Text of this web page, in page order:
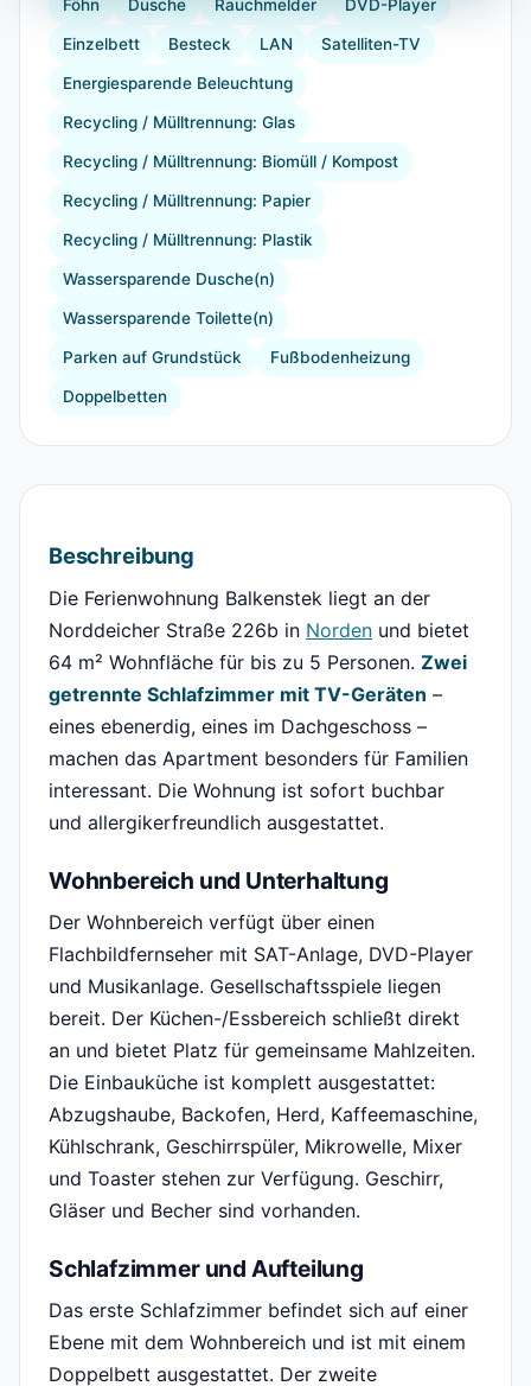
Föhn Dusche Rauchmelder DVD-Player
Einzelbett Besteck LAN Satelliten-TV
Energiesparende Beleuchtung
Recycling / Mülltrennung: Glas
Recycling / Mülltrennung: Biomüll / Kompost
Recycling / Mülltrennung: Papier
Recycling / Mülltrennung: Plastik
Wassersparende Dusche(n)
Wassersparende Toilette(n)
Parken auf Grundstück Fußbodenheizung
Doppelbetten
Beschreibung
Die Ferienwohnung Balkenstek liegt an der
Norddeicher Straße 226b in Norden und bietet
64 m² Wohnfläche für bis zu 5 Personen. Zwei
getrennte Schlafzimmer mit TV-Geräten –
eines ebenerdig, eines im Dachgeschoss –
machen das Apartment besonders für Familien
interessant. Die Wohnung ist sofort buchbar
und allergikerfreundlich ausgestattet.
Wohnbereich und Unterhaltung
Der Wohnbereich verfügt über einen
Flachbildfernseher mit SAT-Anlage, DVD-Player
und Musikanlage. Gesellschaftsspiele liegen
bereit. Der Küchen-/Essbereich schließt direkt
an und bietet Platz für gemeinsame Mahlzeiten.
Die Einbauküche ist komplett ausgestattet:
Abzugshaube, Backofen, Herd, Kaffeemaschine,
Kühlschrank, Geschirrspüler, Mikrowelle, Mixer
und Toaster stehen zur Verfügung. Geschirr,
Gläser und Becher sind vorhanden.
Schlafzimmer und Aufteilung
Das erste Schlafzimmer befindet sich auf einer
Ebene mit dem Wohnbereich und ist mit einem
Doppelbett ausgestattet. Der zweite